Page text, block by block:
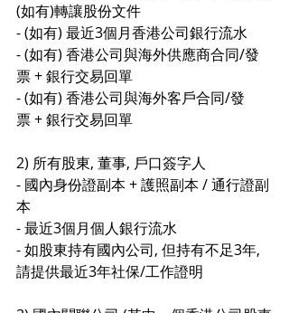
(如有)轉讓股份文件
- (如有) 最近3個月香港公司銀行流水
- (如有) 香港公司與海外供應商合同/發
票 + 銀行交易回單
- (如有) 香港公司與海外客戶合同/發
票 + 銀行交易回單
2) 所有股東, 董事, 戶口簽字人
- 國內身份證副本 + 護照副本 / 通行證副
本
- 最近3個月個人銀行流水
- 如股東持有國內公司, 但持有不足3年,
請提供最近3年社保/工作證明